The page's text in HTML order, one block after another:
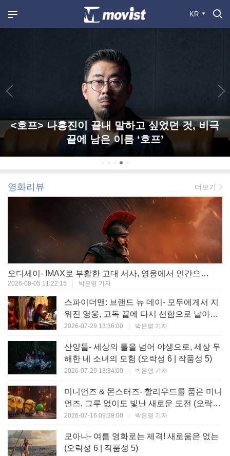
KR
<호프> 나홍진이 끝내 말하고 싶었던 것, 비극
끝에 남은 이름 ‘호프’
영화리뷰 더보기
오디세이- IMAX로 부활한 고대 서사, 영웅에서 인간으로의 귀환 (오락성 9 | 작품성 9)
2026-08-05 11:22:15 박은영 기자
스파이더맨: 브랜드 뉴 데이- 모두에게서 지
워진 영웅, 고독 끝에 다시 선함으로 날아오
르다 (오락성 8 | 작품성 8)
2026-07-29 13:36:00 박은영 기자
산양들- 세상의 틀을 넘어 야생으로, 세상 무
해한 네 소녀의 모험 (오락성 6 | 작품성 5)
2026-07-29 13:34:00 박은영 기자
미니언즈 & 몬스터즈- 할리우드를 품은 미니
언즈, 그루 없이도 빛난 새로운 도전 (오락성
7 | 작품성 6)
2026-07-16 09:39:00 박은영 기자
모아나- 여름 영화로는 제격! 새로움은 없는
(오락성 6 | 작품성 5)